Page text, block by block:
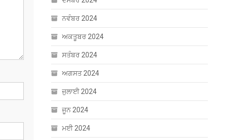
ਨਵੰਬਰ 2024
ਅਕਤੂਬਰ 2024
ਸਤੰਬਰ 2024
ਅਗਸਤ 2024
ਜੁਲਾਈ 2024
ਜੂਨ 2024
ਮਈ 2024